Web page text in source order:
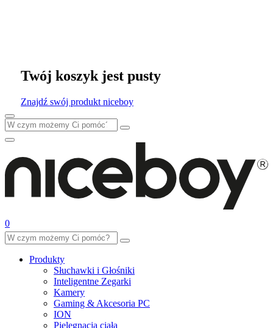
Twój koszyk jest pusty
Znajdź swój produkt niceboy
0
Produkty
Słuchawki i Głośniki
Inteligentne Zegarki
Kamery
Gaming & Akcesoria PC
ION
Pielęgnacja ciała